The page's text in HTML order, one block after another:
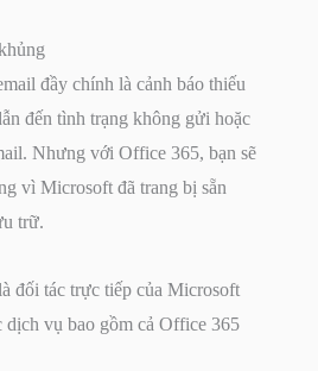
đầy chính là cảnh báo thiếu
đến tình trạng không gửi hoặc
Nhưng với Office 365, bạn sẽ
vì Microsoft đã trang bị sẵn
trữ.
đối tác trực tiếp của Microsoft
dịch vụ bao gồm cả Office 365